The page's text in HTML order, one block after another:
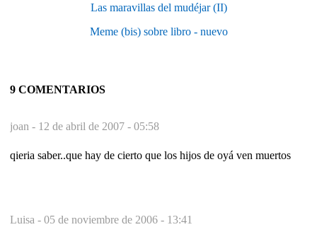
Las maravillas del mudéjar (II)
Meme (bis) sobre libro - nuevo
9 COMENTARIOS
joan - 12 de abril de 2007 - 05:58
qieria saber..que hay de cierto que los hijos de oyá ven muertos
Luisa - 05 de noviembre de 2006 - 13:41